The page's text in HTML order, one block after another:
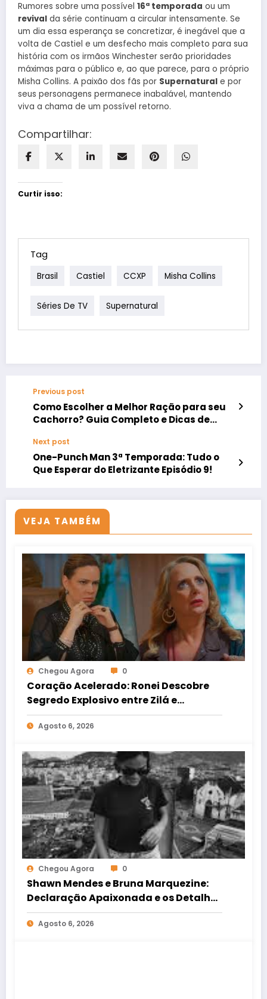
Rumores sobre uma possível 16ª temporada ou um
revival da série continuam a circular intensamente. Se
um dia essa esperança se concretizar, é inegável que a
volta de Castiel e um desfecho mais completo para sua
história com os irmãos Winchester serão prioridades
máximas para o público e, ao que parece, para o próprio
Misha Collins. A paixão dos fãs por Supernatural e por
seus personagens permanece inabalável, mantendo
viva a chama de um possível retorno.
Compartilhar:
Curtir isso:
Tag
Brasil Castiel CCXP Misha Collins
Séries De TV Supernatural
Previous post
Como Escolher a Melhor Ração para seu
Cachorro? Guia Completo e Dicas de
Next post
One-Punch Man 3ª Temporada: Tudo o
Que Esperar do Eletrizante Episódio 9!
VEJA TAMBÉM
Chegou Agora 0
Coração Acelerado: Ronei Descobre
Segredo Explosivo entre Zilá e
Verônica!
Agosto 6, 2026
Chegou Agora 0
Shawn Mendes e Bruna Marquezine:
Declaração Apaixonada e os Detalhes
do Romance Internacional
Agosto 6, 2026